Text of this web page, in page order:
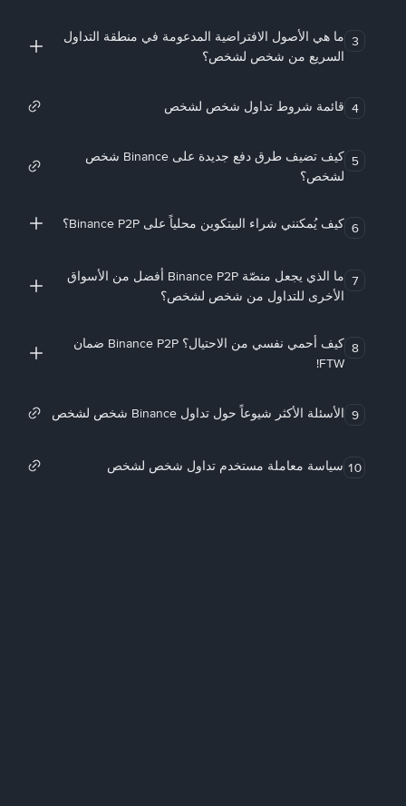
3 ما هي الأصول الافتراضية المدعومة في منطقة التداول
السريع من شخص لشخص؟
4 قائمة شروط تداول شخص لشخص
5
كيف تضيف طرق دفع جديدة على Binance شخص
لشخص؟
6 كيف يُمكنني شراء البيتكوين محلياً على Binance P2P؟
7
ما الذي يجعل منصّة Binance P2P أفضل من الأسواق
الأخرى للتداول من شخص لشخص؟
8
كيف أحمي نفسي من الاحتيال؟ Binance P2P ضمان
FTW!
9 الأسئلة الأكثر شيوعاً حول تداول Binance شخص لشخص
10 سياسة معاملة مستخدم تداول شخص لشخص